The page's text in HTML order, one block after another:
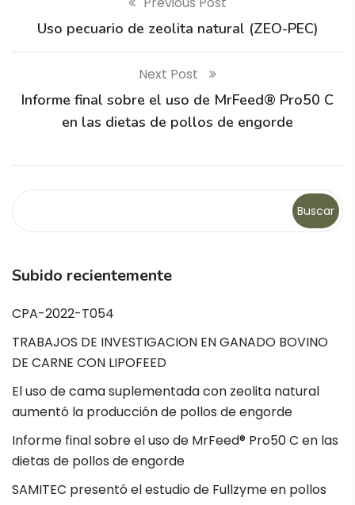
Uso pecuario de zeolita natural (ZEO-PEC)
Next Post
Informe final sobre el uso de MrFeed® Pro50 C
en las dietas de pollos de engorde
Buscar
Subido recientemente
CPA-2022-T054
TRABAJOS DE INVESTIGACION EN GANADO BOVINO
DE CARNE CON LIPOFEED
El uso de cama suplementada con zeolita natural
aumentó la producción de pollos de engorde
Informe final sobre el uso de MrFeed® Pro50 C en las
dietas de pollos de engorde
SAMITEC presentó el estudio de Fullzyme en pollos